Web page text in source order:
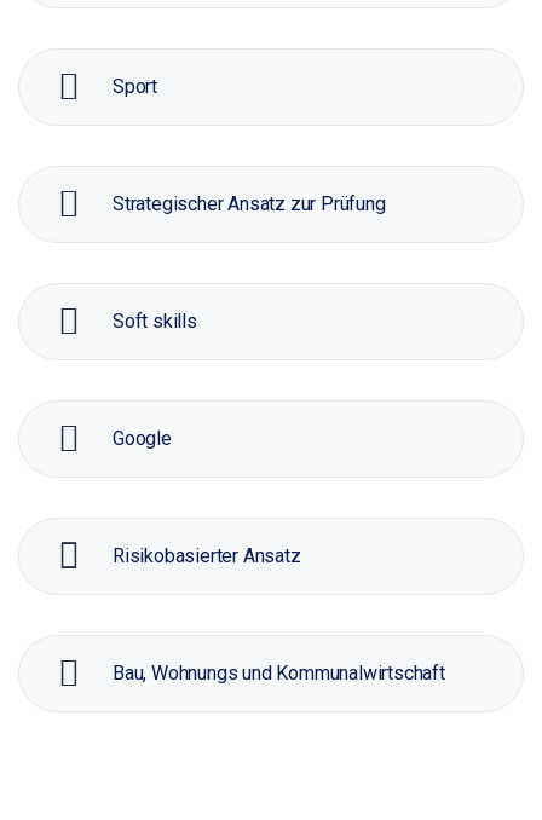
Sport
Strategischer Ansatz zur Prüfung
Soft skills
Google
Risikobasierter Ansatz
Bau, Wohnungs und Kommunalwirtschaft